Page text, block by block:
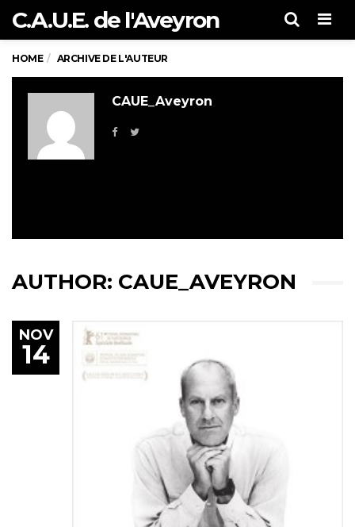
C.A.U.E. de l'Aveyron
HOME ARCHIVE DE L'AUTEUR
CAUE_Aveyron
AUTHOR: CAUE_AVEYRON
NOV
14